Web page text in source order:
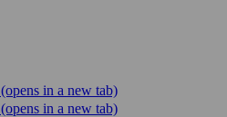
(opens in a new tab)
(opens in a new tab)